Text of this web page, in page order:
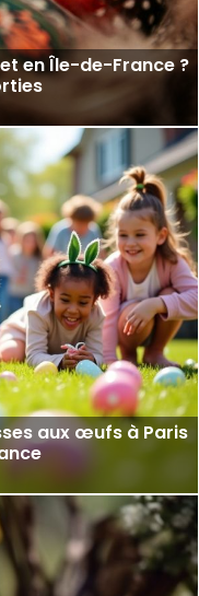
en Île-de-France ?
aux œufs à Paris